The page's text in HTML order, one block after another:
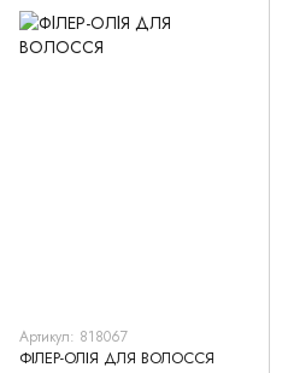
Артикул: 818067
ФІЛЕР-ОЛІЯ ДЛЯ ВОЛОССЯ